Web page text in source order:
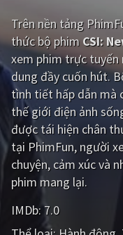
Giật gân
Bí ẩn
Viễn Tây
GameShow
QUỐC GIA
Âu - Mỹ
Hàn Quốc
Ấn Độ
Trên nền tảng
thức bộ phim CSI:
xem phim trực tuyến
dung đầy cuốn hút.
tình tiết hấp dẫn mà
thế giới điện ảnh
được tái hiện chân
tại PhimFun, người
chuyện, cảm xúc và
phim mang lại.
IMDb:7.0